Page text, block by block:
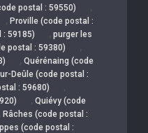
postal : 59550) ,
, Proville (code postal :
: 59185) , purger les
postal : 59380) ,
, Quérénaing (code
Deûle (code postal :
: 59680) ,
, Quiévy (code
Râches (code postal :
(code postal :